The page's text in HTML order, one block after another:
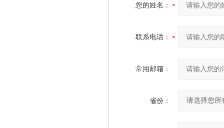
您的姓名：
联系电话：
常用邮箱：
省份：